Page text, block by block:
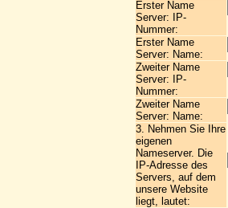
Erster Name
Server: IP-
Nummer:
Erster Name
Server: Name:
Zweiter Name
Server: IP-
Nummer:
Zweiter Name
Server: Name:
3. Nehmen Sie Ihre
eigenen
Nameserver. Die
IP-Adresse des
Servers, auf dem
unsere Website
liegt, lautet: